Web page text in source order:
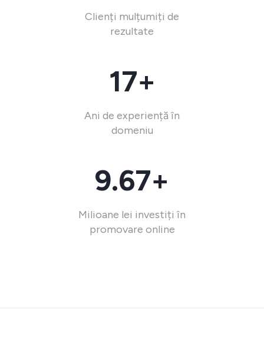
Clienți mulțumiți de
rezultate
17+
Ani de experiență în
domeniu
9.67+
Milioane lei investiți în
promovare online